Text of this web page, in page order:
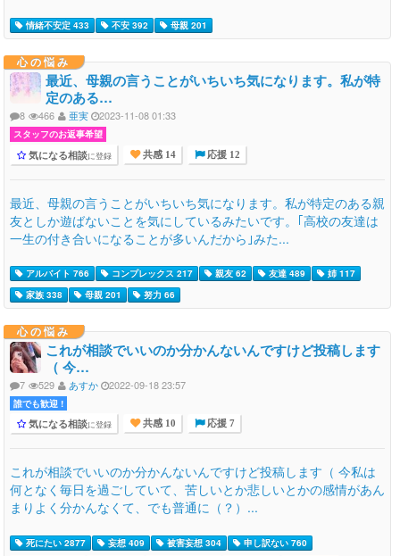
情緒不安定 433 不安 392 母親 201
心の悩み
最近、母親の言うことがいちいち気になります。私が特
定のある…
8 466 亜実 2023-11-08 01:33
スタッフのお返事希望
気になる相談に登録 共感 14 応援 12
最近、母親の言うことがいちいち気になります。私が特定のある親
友としか遊ばないことを気にしているみたいです。｢高校の友達は
一生の付き合いになることが多いんだから｣みた...
アルバイト 766 コンプレックス 217 親友 62 友達 489
姉 117
家族 338
母親 201 努力 66
心の悩み
これが相談でいいのか分かんないんですけど投稿します
（ 今…
7 529 あすか 2022-09-18 23:57
誰でも歓迎 !
気になる相談に登録 共感 10 応援 7
これが相談でいいのか分かんないんですけど投稿します（ 今私は
何となく毎日を過ごしていて、苦しいとか悲しいとかの感情があん
まりよく分かんなくて、でも普通に（？）...
死にたい 2877 妄想 409 被害妄想 304
申し訳ない 760